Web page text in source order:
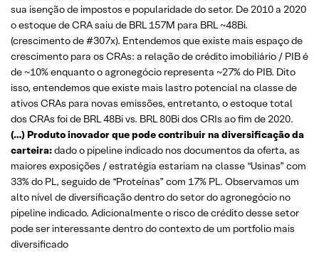
sua isenção de impostos e popularidade do setor. De 2010 a 2020
o estoque de CRA saiu de BRL 157M para BRL ~48Bi.
(crescimento de #307x). Entendemos que existe mais espaço de
crescimento para os CRAs: a relação de crédito imobiliário / PIB é
de ~10% enquanto o agronegócio representa ~27% do PIB. Dito
isso, entendemos que existe mais lastro potencial na classe de
ativos CRAs para novas emissões, entretanto, o estoque total
dos CRAs foi de BRL 48Bi vs. BRL 80Bi dos CRIs ao fim de 2020.
(…) Produto inovador que pode contribuir na diversificação da
carteira:dado o pipeline indicado nos documentos da oferta, as
maiores exposições / estratégia estariam na classe “Usinas” com
33% do PL, seguido de “Proteínas” com 17% PL. Observamos um
alto nível de diversificação dentro do setor do agronegócio no
pipeline indicado. Adicionalmente o risco de crédito desse setor
pode ser interessante dentro do contexto de um portfolio mais
diversificado